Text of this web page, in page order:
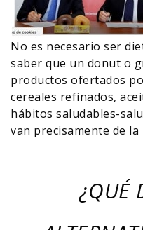
No es necesario ser
saber que un donut o
productos ofertados
cereales refinados,
hábitos saludables-
van precisamente de la
¿QUÉ